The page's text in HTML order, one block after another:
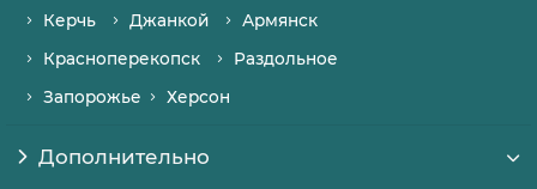
Керчь
Джанкой
Армянск
Красноперекопск
Раздольное
Запорожье
Херсон
Дополнительно